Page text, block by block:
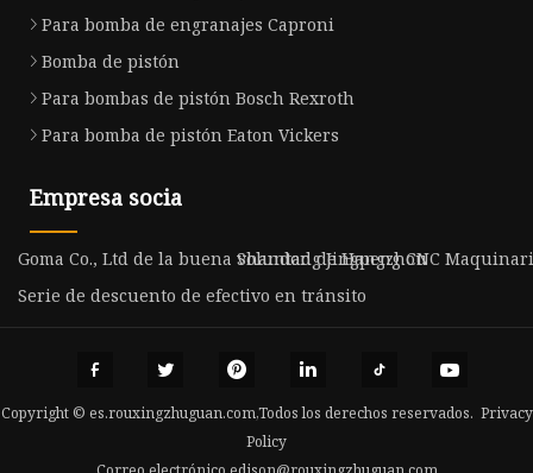
Para bomba de engranajes Caproni
Bomba de pistón
Para bombas de pistón Bosch Rexroth
Para bomba de pistón Eaton Vickers
Empresa socia
Goma Co., Ltd de la buena voluntad de Hangzhou
Shandong Jingpeng CNC
Serie de descuento de efectivo en tránsito
Copyright © es.rouxingzhuguan.com,Todos los derechos reservados. Privacy
Policy